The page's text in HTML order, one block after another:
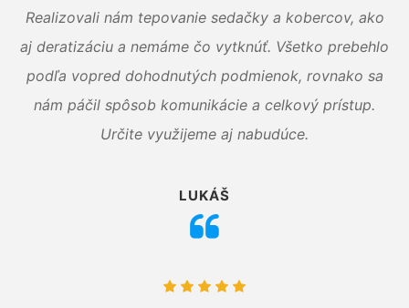
Realizovali nám tepovanie sedačky a kobercov, ako
aj deratizáciu a nemáme čo vytknúť. Všetko prebehlo
podľa vopred dohodnutých podmienok, rovnako sa
nám páčil spôsob komunikácie a celkový prístup.
Určite využijeme aj nabudúce.
LUKÁŠ